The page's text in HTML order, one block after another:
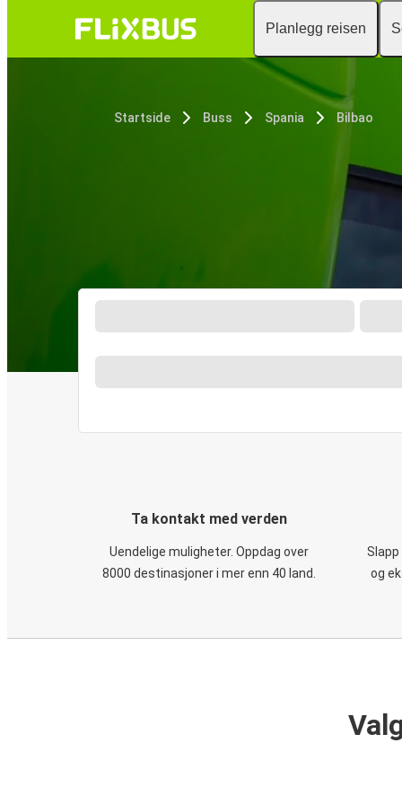
Planlegg reisen
Startside Buss Spania Bilbao
Ta kontakt med verden
Uendelige muligheter. Oppdag over
8000 destinasjoner i mer enn 40 land.
og